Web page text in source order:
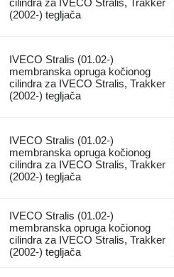
(2002-) tegljača
IVECO Stralis (01.02-)
membranska opruga kočionog
cilindra za IVECO Stralis, Trakker
(2002-) tegljača
IVECO Stralis (01.02-)
membranska opruga kočionog
cilindra za IVECO Stralis, Trakker
(2002-) tegljača
IVECO Stralis (01.02-)
membranska opruga kočionog
cilindra za IVECO Stralis, Trakker
(2002-) tegljača